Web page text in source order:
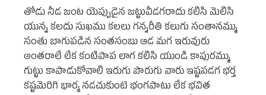
తోడు నీడ జంట యెప్పుడైన జట్టువీడగరాదు కలిసి మెలిసి
యున్న కలదు సుఖము కలలు గన్నరీతి కలుగు సంతానమ్ము
సంతు బాగుపడిన సంతసంబు ఆడ మగ ఇరువురు
అంతరాలే లేక కంటిపాప లాగ కలిసి యుండి కాపురమ్ము
గుట్టు కాపాడుకోవాలి ఇరుగు పొరుగు వారు ఇష్టపడగ భర్త
కష్టమెరిగి భార్య నడచుకుంటె భంగపాటు లేక భవిత